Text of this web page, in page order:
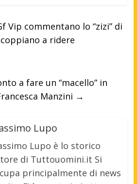
Vip commentano lo “zizi” di
a ridere
a fare un “macello” in
Manzini →
Lupo
Lupo è lo storico
di Tuttouomini.it Si
principalmente di news